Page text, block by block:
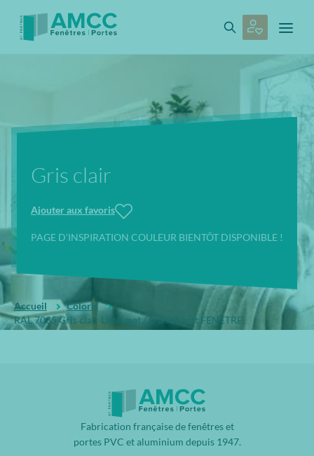
Gris clair
Ajouter aux favoris
PAGE D’INSPIRATION COULEUR BIENTÔT DISPONIBLE !
Accueil
Coloris
RAL 7035 Gris clair Lisse mat / granité mat FENETRE
Fabrication française de fenêtres et
portes PVC et aluminium depuis 1947.